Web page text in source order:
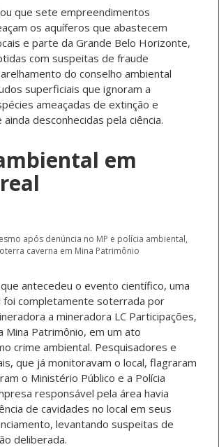
que sete empreendimentos
os aquíferos que abastecem
e parte da Grande Belo Horizonte,
com suspeitas de fraude
do conselho ambiental
superficiais que ignoram a
ameaçadas de extinção e
desconhecidas pela ciência.
em
após denúncia no MP e polícia ambiental,
caverna em Mina Patrimônio
antecedeu o evento científico, uma
foi completamente soterrada por
a mineradora LC Participações,
Mina Patrimônio, em um ato
crime ambiental. Pesquisadores e
que já monitoravam o local, flagraram
o Ministério Público e a Polícia
responsável pela área havia
de cavidades no local em seus
levantando suspeitas de
deliberada.